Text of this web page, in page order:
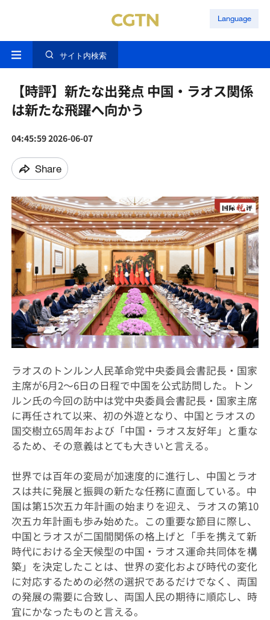
Language
サイト内検索
【時評】新たな出発点 中国・ラオス関係
は新たな飛躍へ向かう
04:45:59 2026-06-07
Share
ラオスのトンルン人民革命党中央委員会書記長・国家
主席が6月2〜6日の日程で中国を公式訪問した。トン
ルン氏の今回の訪中は党中央委員会書記長・国家主席
に再任されて以来、初の外遊となり、中国とラオスの
国交樹立65周年および「中国・ラオス友好年」と重な
るため、その意義はとても大きいと言える。
世界では百年の変局が加速度的に進行し、中国とラオ
スは共に発展と振興の新たな任務に直面している。中
国は第15次五カ年計画の始まりを迎え、ラオスの第10
次五カ年計画も歩み始めた。この重要な節目に際し、
中国とラオスが二国間関係の格上げと「手を携えて新
時代における全天候型の中国・ラオス運命共同体を構
築」を決定したことは、世界の変化および時代の変化
に対応するための必然の選択であるだけでなく、両国
の発展の需要に合致し、両国人民の期待に順応し、時
宜にかなったものと言える。